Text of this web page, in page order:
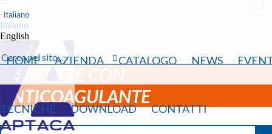
Italiano
Italiano
English
HOME AZIENDA CATALOGO NEWS
TECNICHE DOWNLOAD CONTATTI
PROVETTE CON
ANTICOAGULANTE